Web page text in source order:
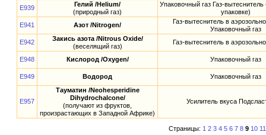
E939
Гелий /Helium/
(природный газ)
Упаковочный газ Газ-вытеснитель
упаковке)
E941
Азот /Nitrogen/
Газ-вытеснитель в
Упаковочный газ
E942
Закись азота /Nitrous Oxide/
(веселящий газ)
Газ-вытеснитель в
E948 Кислород /Oxygen/ Упаковочный газ
E949 Водород Упаковочный газ
E957
Тауматин /Neohesperidine
Dihydrochalcone/
(получают из фруктов,
произрастающих в Западной Африке)
Усилитель вкуса
Страницы: 1 2 3 4 5 6 7 8 9 10 11